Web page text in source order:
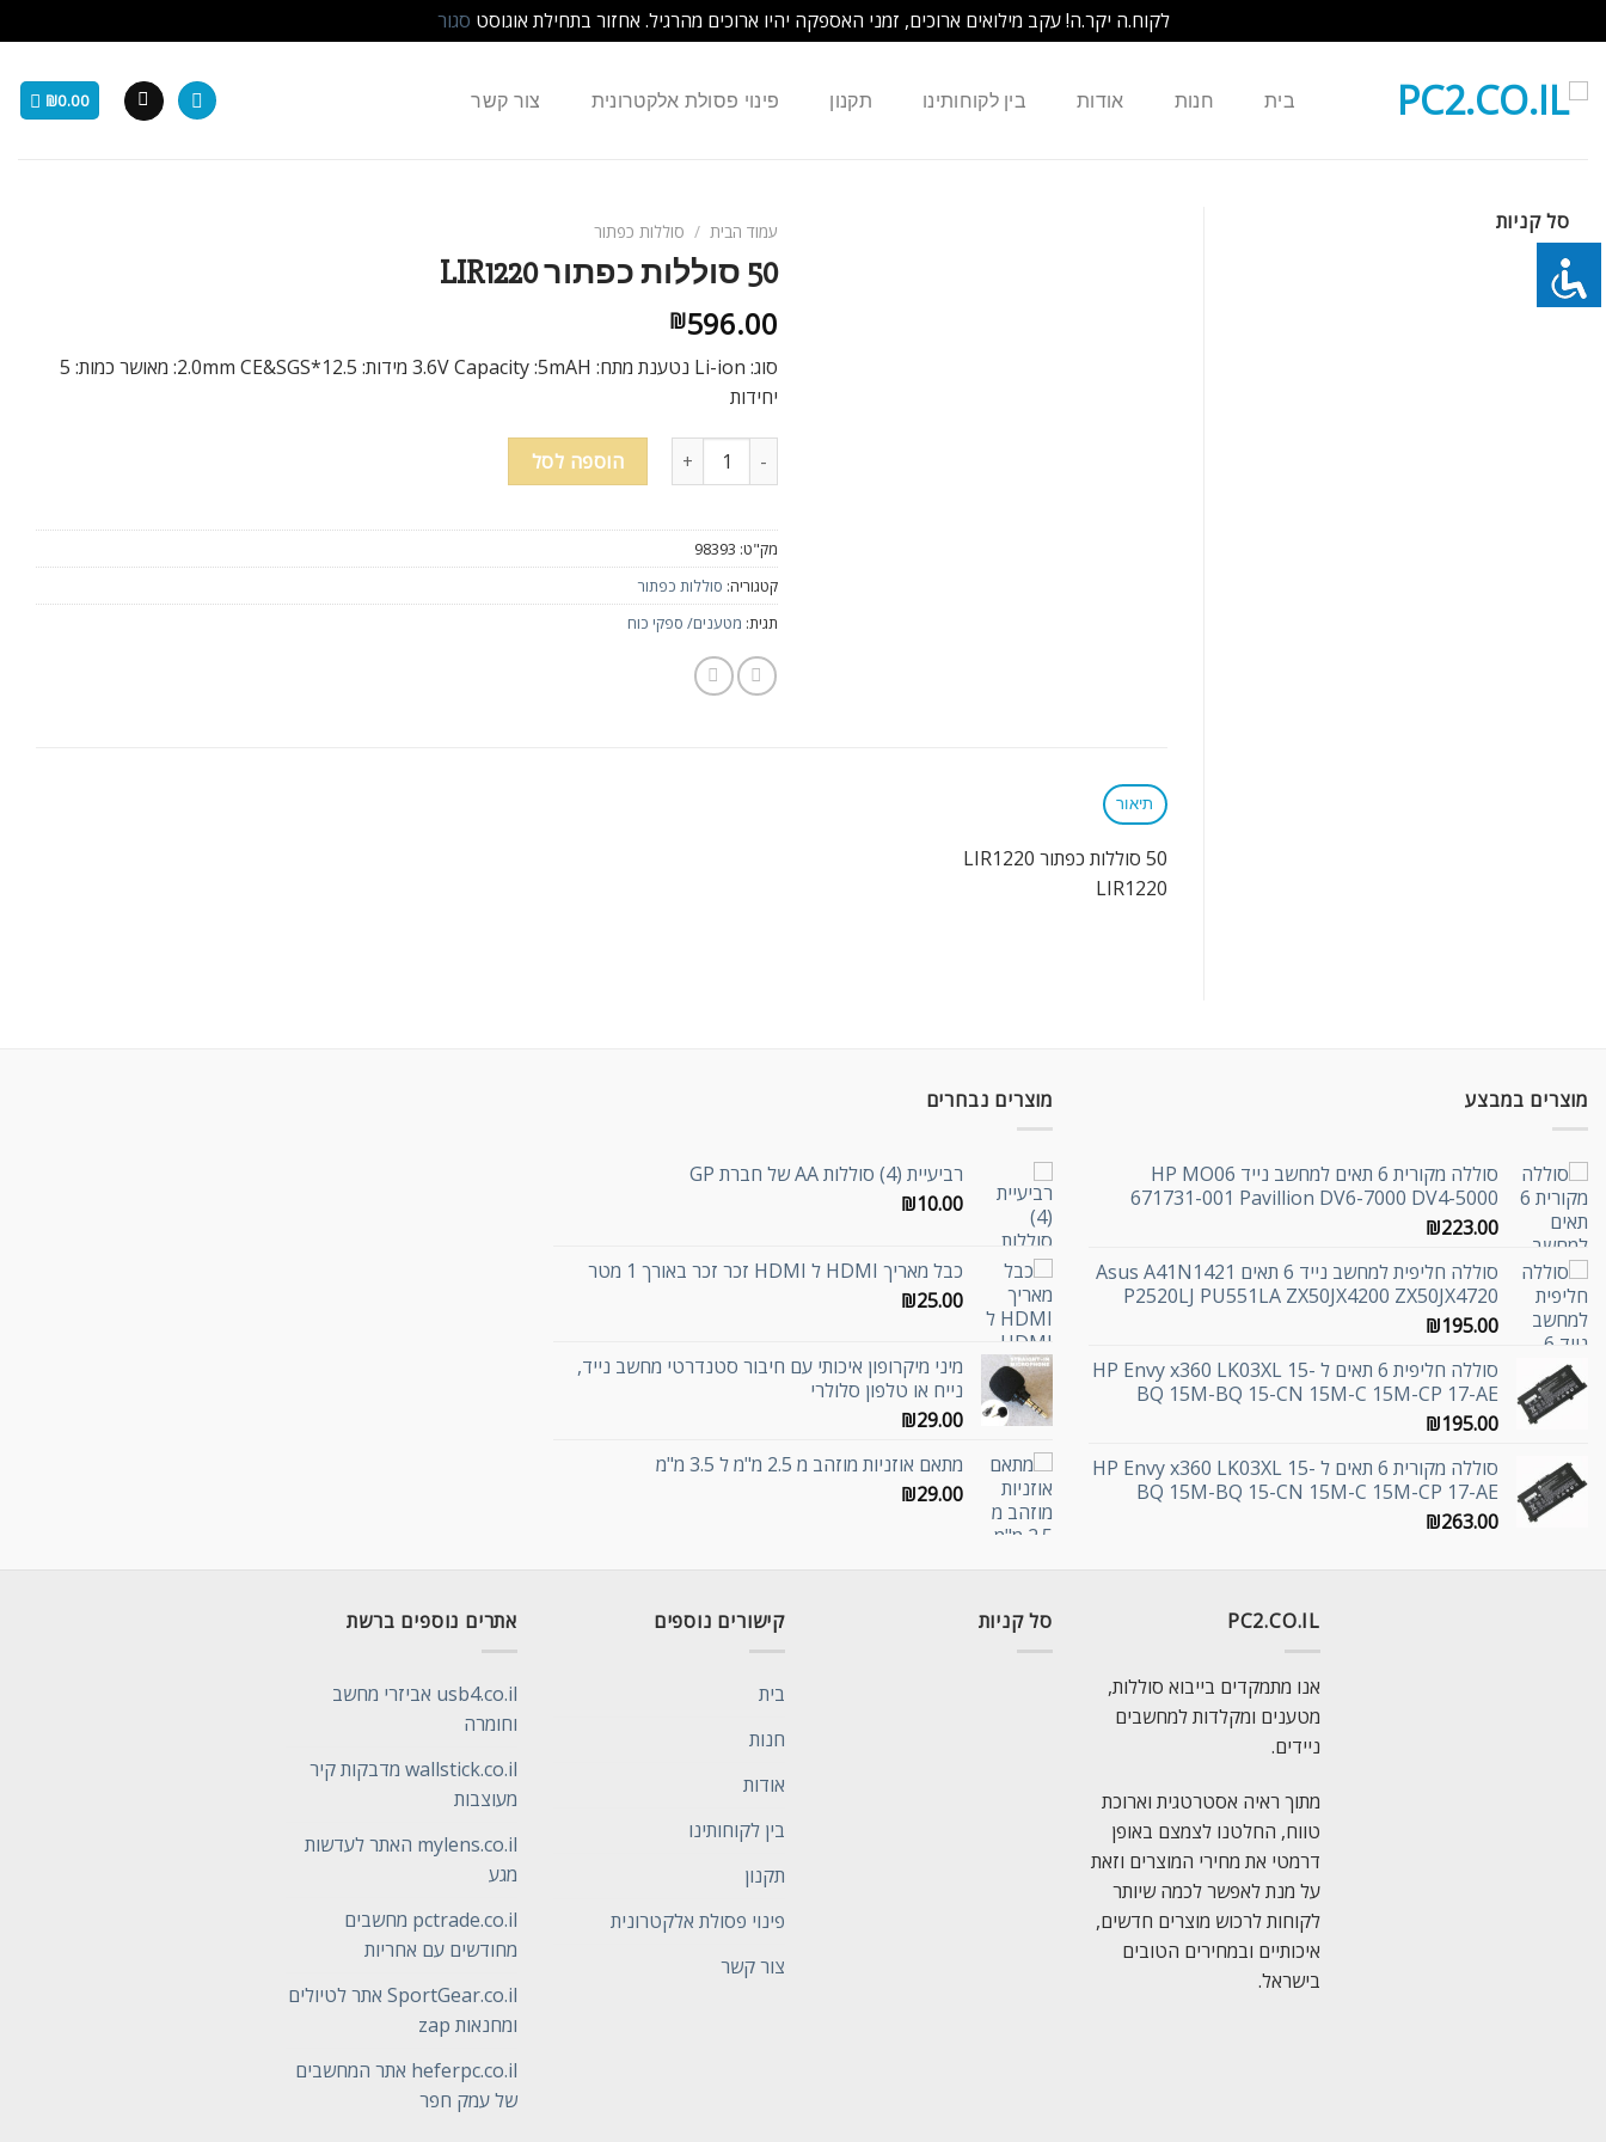
לקוח.ה יקר.ה! עקב מילואים ארוכים, זמני האספקה יהיו ארוכים מהרגיל. אחזור בתחילת אוגוסט סגור
content
בית חנות אודות בין לקוחותינו תקנון פינוי פסולת אלקטרונית צור קשר ₪0.00
סל קניות עמוד הבית / סוללות כפתור
50 סוללות כפתור LIR1220
₪596.00
סוג: Li-ion נטענת מתח: 3.6V Capacity :5mAH מידות: 12.5*2.0mm CE&SGS: מאושר כמות: 5
יחידות
הוספה לסל
מק"ט: 98393
קטגוריה: סוללות כפתור
תגית: מטענים/ ספקי כוח
תיאור
50 סוללות כפתור LIR1220
LIR1220
מוצרים במבצע
סוללה מקורית 6 תאים למחשב נייד HP MO06
671731-001 Pavillion DV6-7000 DV4-5000
₪223.00
סוללה חליפית למחשב נייד 6 תאים Asus A41N1421
P2520LJ PU551LA ZX50JX4200 ZX50JX4720
₪195.00
סוללה חליפית 6 תאים ל HP Envy x360 LK03XL 15-
BQ 15M-BQ 15-CN 15M-C 15M-CP 17-AE
₪195.00
סוללה מקורית 6 תאים ל HP Envy x360 LK03XL 15-
BQ 15M-BQ 15-CN 15M-C 15M-CP 17-AE
₪263.00
מוצרים נבחרים
רביעיית (4) סוללות AA של חברת GP
₪10.00
כבל מאריך HDMI ל HDMI זכר זכר באורך 1 מטר
₪25.00
מיני מיקרופון איכותי עם חיבור סטנדרטי מחשב נייד,
נייח או טלפון סלולרי
₪29.00
מתאם אוזניות מוזהב מ 2.5 מ"מ ל 3.5 מ"מ
₪29.00
PC2.CO.IL
אנו מתמקדים בייבוא סוללות,
מטענים ומקלדות למחשבים
ניידים.
מתוך ראיה אסטרטגית וארוכת
טווח, החלטנו לצמצם באופן
דרמטי את מחירי המוצרים וזאת
על מנת לאפשר לכמה שיותר
לקוחות לרכוש מוצרים חדשים,
איכותיים ובמחירים הטובים
בישראל.
סל קניות קישורים נוספים
בית
חנות
אודות
בין לקוחותינו
תקנון
פינוי פסולת אלקטרונית
צור קשר
אתרים נוספים ברשת
usb4.co.il אביזרי מחשב
וחומרה
wallstick.co.il מדבקות קיר
מעוצבות
mylens.co.il האתר לעדשות
מגע
pctrade.co.il מחשבים
מחודשים עם אחריות
SportGear.co.il אתר לטיולים
ומחנאות zap
heferpc.co.il אתר המחשבים
של עמק חפר